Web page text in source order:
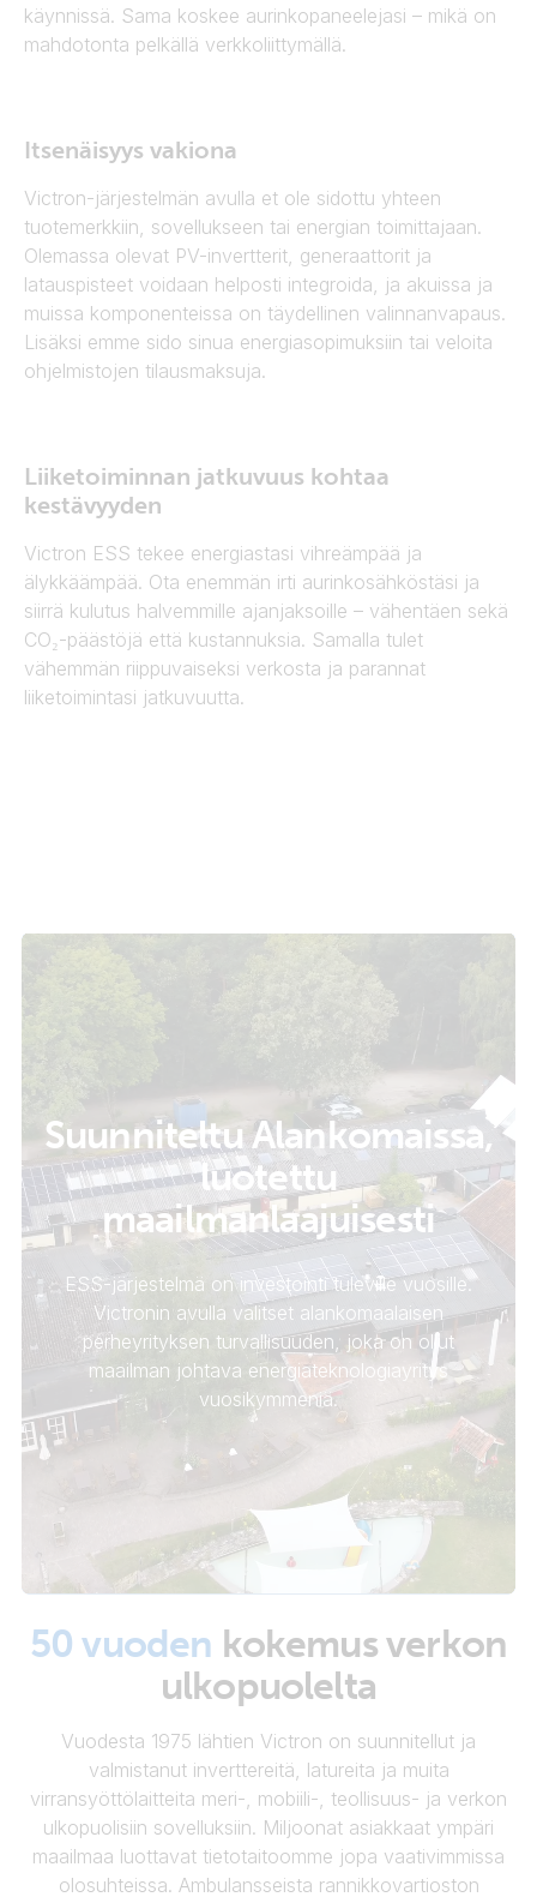
käynnissä. Sama koskee aurinkopaneelejasi – mikä on
mahdotonta pelkällä verkkoliittymällä.
Itsenäisyys vakiona
Victron-järjestelmän avulla et ole sidottu yhteen
tuotemerkkiin, sovellukseen tai energian toimittajaan.
Olemassa olevat PV-invertterit, generaattorit ja
latauspisteet voidaan helposti integroida, ja akuissa ja
muissa komponenteissa on täydellinen valinnanvapaus.
Lisäksi emme sido sinua energiasopimuksiin tai veloita
ohjelmistojen tilausmaksuja.
Liiketoiminnan jatkuvuus kohtaa
kestävyyden
Victron ESS tekee energiastasi vihreämpää ja
älykkäämpää. Ota enemmän irti aurinkosähköstäsi ja
siirrä kulutus halvemmille ajanjaksoille – vähentäen sekä
CO₂-päästöjä että kustannuksia. Samalla tulet
vähemmän riippuvaiseksi verkosta ja parannat
liiketoimintasi jatkuvuutta.
Suunniteltu Alankomaissa,
luotettu
maailmanlaajuisesti
ESS-järjestelmä on investointi tuleville vuosille.
Victronin avulla valitset alankomaalaisen
perheyrityksen turvallisuuden, joka on ollut
maailman johtava energiateknologiayritys
vuosikymmeniä.
50 vuoden kokemus verkon
ulkopuolelta
Vuodesta 1975 lähtien Victron on suunnitellut ja
valmistanut inverttereitä, latureita ja muita
virransyöttölaitteita meri-, mobiili-, teollisuus- ja verkon
ulkopuolisiin sovelluksiin. Miljoonat asiakkaat ympäri
maailmaa luottavat tietotaitoomme jopa vaativimmissa
olosuhteissa. Ambulansseista rannikkovartioston